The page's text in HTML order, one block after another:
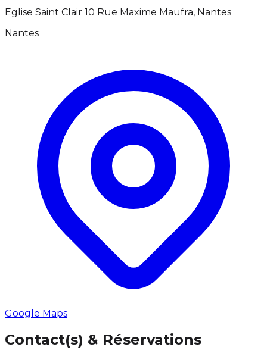
Eglise Saint Clair 10 Rue Maxime Maufra, Nantes
Nantes
Google Maps
Contact(s) & Réservations